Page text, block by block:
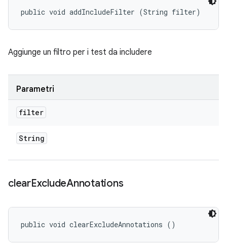
public void addIncludeFilter (String filter)
Aggiunge un filtro per i test da includere
Parametri
filter
String
clearExcludeAnnotations
public void clearExcludeAnnotations ()